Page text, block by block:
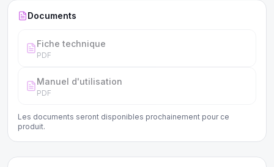
Documents
Fiche technique
PDF
Manuel d'utilisation
PDF
Les documents seront disponibles prochainement pour ce
produit.